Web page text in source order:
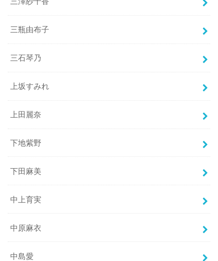
三瓶由布子
三石琴乃
上坂すみれ
上田麗奈
下地紫野
下田麻美
中上育実
中原麻衣
中島愛